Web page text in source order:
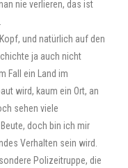
nie verlieren, das ist
und natürlich auf den
ja auch nicht
Fall ein Land im
wird, kaum ein Ort, an
sehen viele
doch bin ich mir
Verhalten sein wird.
Polizeitruppe, die